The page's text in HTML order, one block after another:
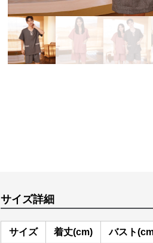
サイズ詳細
サイズ 着丈(cm) バスト